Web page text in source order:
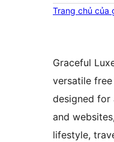
Trang chủ của
Graceful
versatile
designed for
and
lifestyle,